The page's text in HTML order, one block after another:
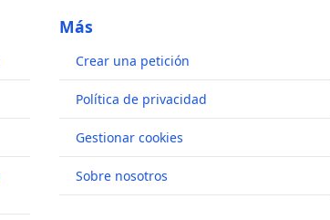
Más
Crear una petición
Política de privacidad
Gestionar cookies
Sobre nosotros